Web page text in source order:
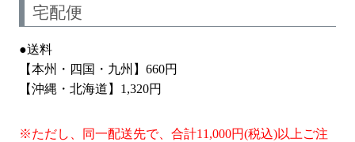
宅配便
●送料
【本州・四国・九州】660円
【沖縄・北海道】1,320円
※ただし、同一配送先で、合計11,000円(税込)以上ご注